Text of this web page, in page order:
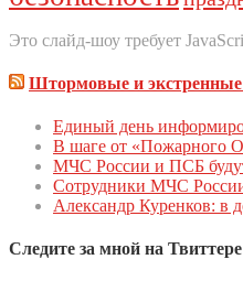
Это слайд-шоу требует
Штормовые и экстренные
Единый день
В шаге от «Пожарного
МЧС России и ПСБ
Сотрудники МЧС
Александр Куренков: в
Следите за мной на Твиттере